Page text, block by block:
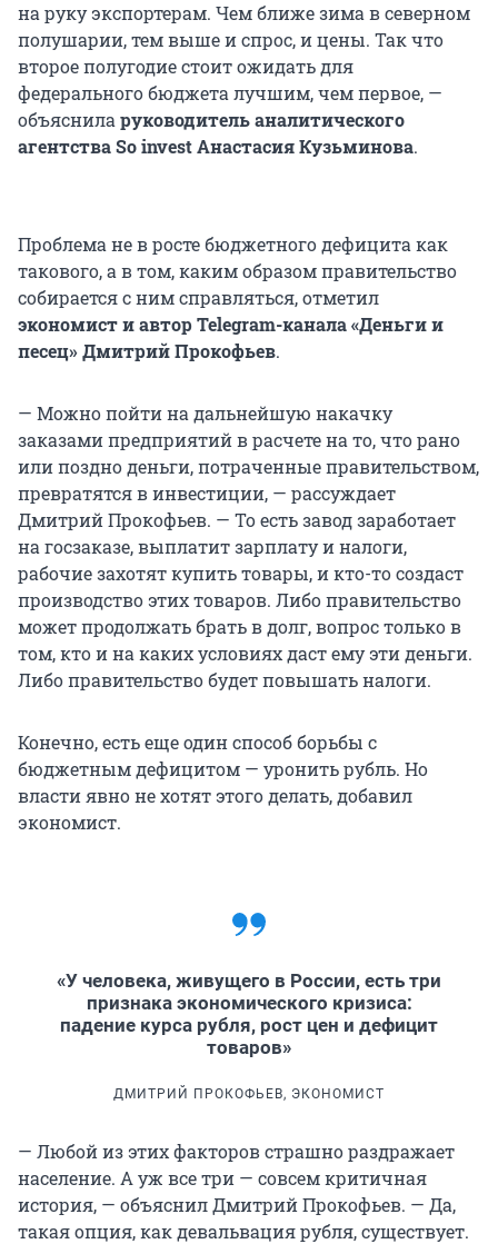
на руку экспортерам. Чем ближе зима в северном
полушарии, тем выше и спрос, и цены. Так что
второе полугодие стоит ожидать для
федерального бюджета лучшим, чем первое, —
объясниларуководитель аналитического
агентства So investАнастасия Кузьминова.
Проблема не в росте бюджетного дефицита как
такового, а в том, каким образом правительство
собирается с ним справляться, отметил
экономист и автор Telegram-канала «Деньги и
песец» Дмитрий Прокофьев.
— Можно пойти на дальнейшую накачку
заказами предприятий в расчете на то, что рано
или поздно деньги, потраченные правительством,
превратятся в инвестиции, — рассуждает
Дмитрий Прокофьев. — То есть завод заработает
на госзаказе, выплатит зарплату и налоги,
рабочие захотят купить товары, и кто-то создаст
производство этих товаров. Либо правительство
может продолжать брать в долг, вопрос только в
том, кто и на каких условиях даст ему эти деньги.
Либо правительство будет повышать налоги.
Конечно, есть еще один способ борьбы с
бюджетным дефицитом — уронить рубль. Но
власти явно не хотят этого делать, добавил
экономист.
«У человека, живущего в России, есть три
признака экономического кризиса:
падение курса рубля, рост цен и дефицит
товаров»
ДМИТРИЙ ПРОКОФЬЕВ, ЭКОНОМИСТ
— Любой из этих факторов страшно раздражает
население. А уж все три — совсем критичная
история, — объяснил Дмитрий Прокофьев. — Да,
такая опция, как девальвация рубля, существует.